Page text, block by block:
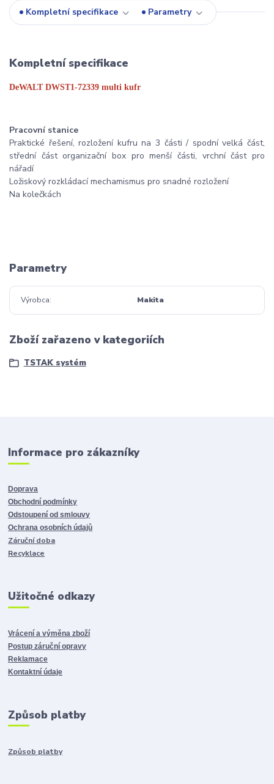
Kompletní specifikace Parametry
Kompletní specifikace
DeWALT DWST1-72339 multi kufr
Pracovní stanice
Praktické řešení, rozložení kufru na 3 části / spodní velká část,
střední část organizační box pro menší části, vrchní část pro
nářadí
Ložiskový rozkládací mechamismus pro snadné rozložení
Na kolečkách
Parametry
Výrobca Makita
Zboží zařazeno v kategoriích
TSTAK systém
Informace pro zákazníky
Doprava
Obchodní podmínky
Odstoupení od smlouvy
Ochrana osobních údajů
Záruční doba
Recyklace
Užitočné odkazy
Vrácení a výměna zboží
Postup záruční opravy
Reklamace
Kontaktní údaje
Způsob platby
Způsob platby